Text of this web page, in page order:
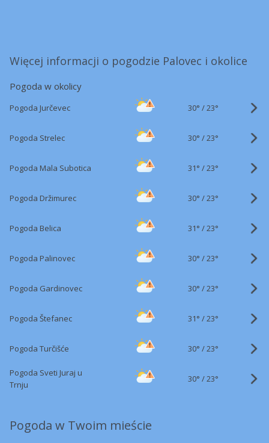
Więcej informacji o pogodzie Palovec i okolice
Pogoda w okolicy
Pogoda Jurčevec 30° /23°
Pogoda Strelec 30° /23°
Pogoda Mala Subotica 31° /23°
Pogoda Držimurec 30° /23°
Pogoda Belica 31° /23°
Pogoda Palinovec 30° /23°
Pogoda Gardinovec 30° /23°
Pogoda Štefanec 31° /23°
Pogoda Turčišće 30° /23°
Pogoda Sveti Juraj u
Trnju
30° /23°
Pogoda w Twoim mieście